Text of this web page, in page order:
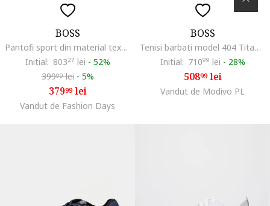
BOSS
Pantofi sport din material textill Nitan, Negru
Initial: 80327 lei - 52%
39999lei - 5%
37999lei
Vandut de Fashion Days
BOSS
Tenisi barbati model 404 Titanium, textil, negru
Initial: 71099 lei - 28%
50899lei
Vandut de Modivo PL